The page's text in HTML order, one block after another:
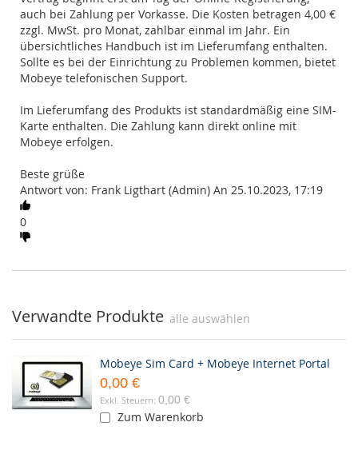
auch bei Zahlung per Vorkasse. Die Kosten betragen 4,00 €
zzgl. MwSt. pro Monat, zahlbar einmal im Jahr. Ein
übersichtliches Handbuch ist im Lieferumfang enthalten.
Sollte es bei der Einrichtung zu Problemen kommen, bietet
Mobeye telefonischen Support.
Im Lieferumfang des Produkts ist standardmäßig eine SIM-
Karte enthalten. Die Zahlung kann direkt online mit
Mobeye erfolgen.
Beste grüße
Antwort von: Frank Ligthart (Admin) An 25.10.2023, 17:19
0
Verwandte Produkte alle auswählen
Mobeye Sim Card + Mobeye Internet Portal
0,00 €
0,00 €
Zum Warenkorb